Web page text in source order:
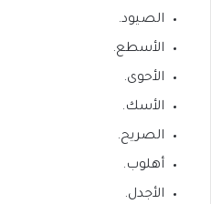
الصيود.
الأسطع.
الأحوى.
الأسك.
الصريح.
أهلوب.
الأجدل.